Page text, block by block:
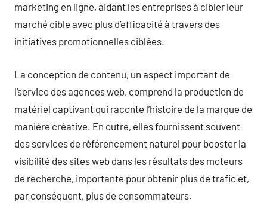
marketing en ligne, aidant les entreprises à cibler leur
marché cible avec plus d’efficacité à travers des
initiatives promotionnelles ciblées.
La conception de contenu, un aspect important de
l’service des agences web, comprend la production de
matériel captivant qui raconte l’histoire de la marque de
manière créative. En outre, elles fournissent souvent
des services de référencement naturel pour booster la
visibilité des sites web dans les résultats des moteurs
de recherche, importante pour obtenir plus de trafic et,
par conséquent, plus de consommateurs.